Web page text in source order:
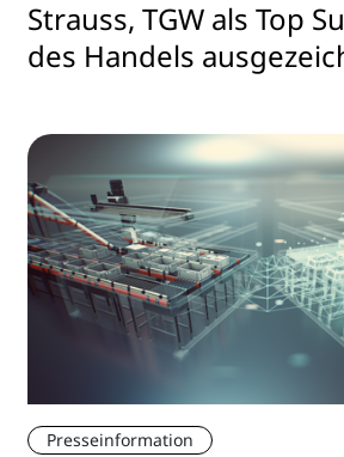
Strauss, TGW als Top
des Handels
Presseinformation